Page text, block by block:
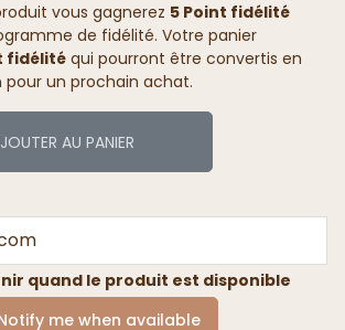
vous gagnerez 5 Point fidélité
de fidélité. Votre panier
fidélité qui pourront être convertis en
un prochain achat.
AU PANIER
quand le produit est disponible
me when available